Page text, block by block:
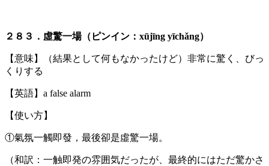
２８３．虛驚一場（ピンイン：xūjīng yīchǎng）
【意味】（結果として何もなかったけど）非常に驚く、びっ
くりする
【英語】a false alarm
【使い方】
①氣氛一觸即發，最後卻是虛驚一場。
（和訳：一触即発の雰囲気だったが、最終的にはただ驚かさ